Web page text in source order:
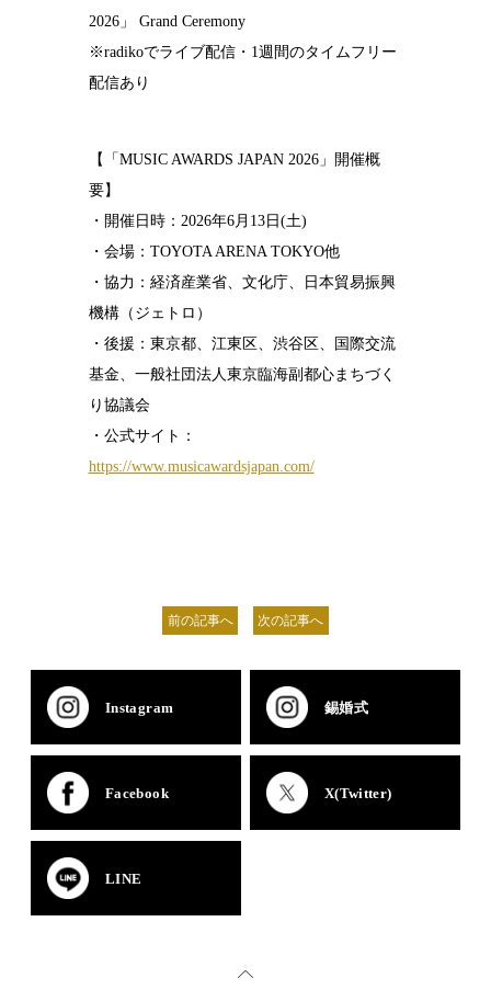
2026」 Grand Ceremony
※radikoでライブ配信・1週間のタイムフリー
配信あり
【「MUSIC AWARDS JAPAN 2026」開催概
要】
・開催日時：2026年6月13日(土)
・会場：TOYOTA ARENA TOKYO他
・協力：経済産業省、文化庁、日本貿易振興
機構（ジェトロ）
・後援：東京都、江東区、渋谷区、国際交流
基金、一般社団法人東京臨海副都心まちづく
り協議会
・公式サイト：
https://www.musicawardsjapan.com/
前の記事へ 次の記事へ
Instagram 錫婚式
Facebook X(Twitter)
LINE